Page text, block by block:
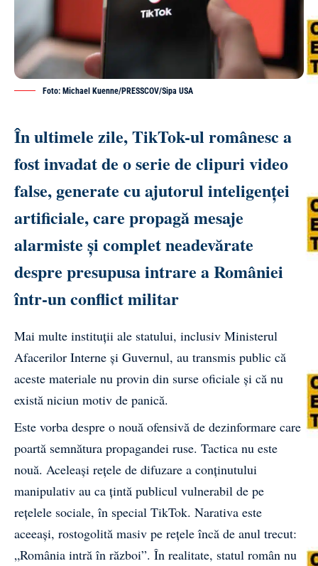
Foto: Michael Kuenne/PRESSCOV/Sipa USA
În ultimele zile, TikTok-ul românesc a
fost invadat de o serie de clipuri video
false, generate cu ajutorul inteligenței
artificiale, care propagă mesaje
alarmiste și complet neadevărate
despre presupusa intrare a României
într-un conflict militar
Mai multe instituții ale statului, inclusiv Ministerul
Afacerilor Interne și Guvernul, au transmis public că
aceste materiale nu provin din surse oficiale și că nu
există niciun motiv de panică.
Este vorba despre o nouă ofensivă de dezinformare care
poartă semnătura propagandei ruse. Tactica nu este
nouă. Aceleași rețele de difuzare a conținutului
manipulativ au ca țintă publicul vulnerabil de pe
rețelele sociale, în special TikTok. Narativa este
aceeași, rostogolită masiv pe rețele încă de anul trecut:
„România intră în război”. În realitate, statul român nu